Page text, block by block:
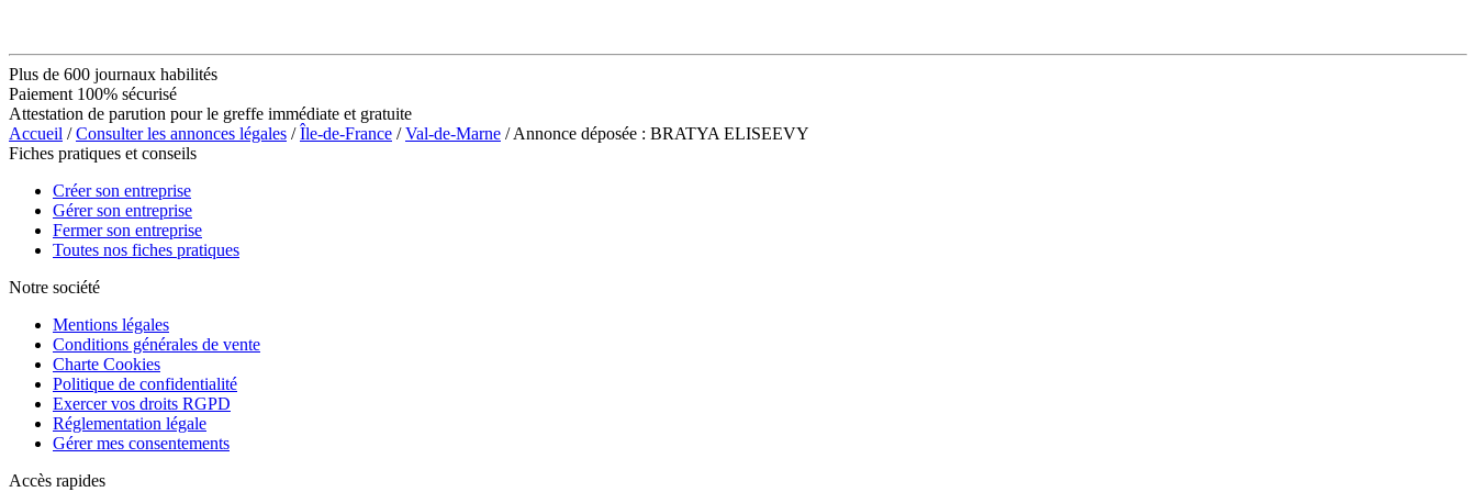
Plus de 600 journaux habilités
Paiement 100% sécurisé
Attestation de parution pour le greffe immédiate et gratuite
Accueil /Consulter les annonces légales /Île-de-France /Val-de-Marne / Annonce déposée : BRATYA ELISEEVY
Fiches pratiques et conseils
Créer son entreprise
Gérer son entreprise
Fermer son entreprise
Toutes nos fiches pratiques
Notre société
Mentions légales
Conditions générales de vente
Charte Cookies
Politique de confidentialité
Exercer vos droits RGPD
Réglementation légale
Gérer mes consentements
Accès rapides